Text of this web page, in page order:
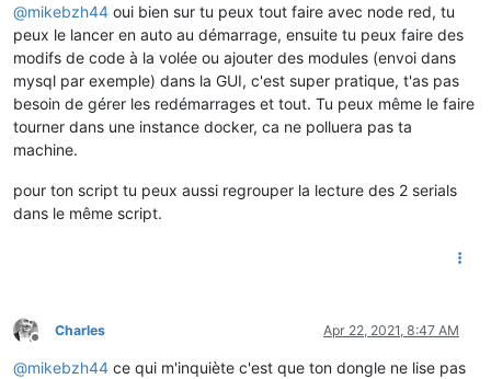
@mikebzh44 oui bien sur tu peux tout faire avec node red, tu
peux le lancer en auto au démarrage, ensuite tu peux faire des
modifs de code à la volée ou ajouter des modules (envoi dans
mysql par exemple) dans la GUI, c'est super pratique, t'as pas
besoin de gérer les redémarrages et tout. Tu peux même le faire
tourner dans une instance docker, ca ne polluera pas ta
machine.
pour ton script tu peux aussi regrouper la lecture des 2 serials
dans le même script.
Offline
Charles Apr 22, 2021, 8:47 AM
@mikebzh44 ce qui m'inquiète c'est que ton dongle ne lise pas